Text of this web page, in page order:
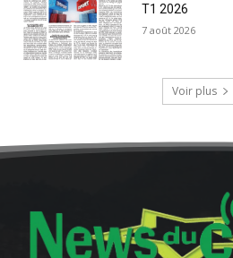
T1 2026
7 août 2026
Voir plus